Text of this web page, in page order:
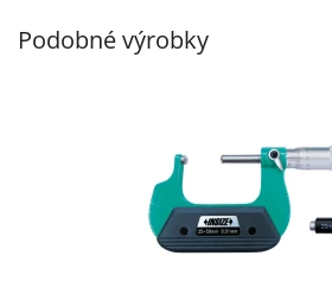
Podobné výrobky